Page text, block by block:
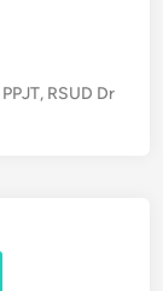
PPJT, RSUD Dr